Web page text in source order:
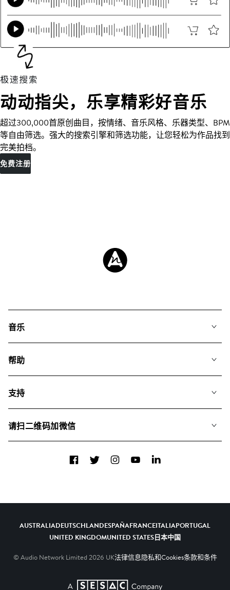
动动指尖，乐享精彩好音乐
超过300,000首原创曲目，按情绪、音乐风格、乐器类型、BPM
等自由筛选。强大的搜索引擎和筛选功能，让您轻松为作品找到
完美拍档。
免费注册
音乐
搜索
专辑
帮助
我们如何运用AI
支持
关于我们
请扫二维码加微信
FacebookTwitterInstagramYouTubeLinkedIn
AUSTRALIADEUTSCHLANDESPAÑAFRANCEITALIAPORTUGAL
UNITED KINGDOMUNITED STATES日本中国
© Audio Network Limited 2026 UK法律信息隐私和Cookies条款和条件
A SESAC Company